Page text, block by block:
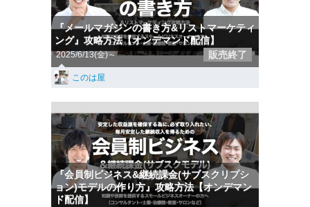
『メールマガジンの書き方&リストマーケティ
ング』攻略方法【オンデマンド配信】
2025/6/13(金)～ 販売終了
このは屋
『会員制ビジネス&継続課金(サブスクリプシ
ョン)モデルの作り方』攻略方法【オンデマン
ド配信】